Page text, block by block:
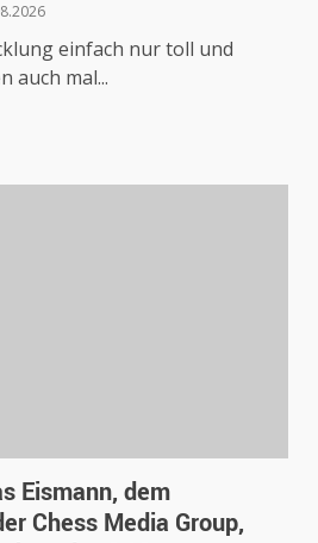
einfach nur toll und
auch mal...
Eismann, dem
Chess Media Group,